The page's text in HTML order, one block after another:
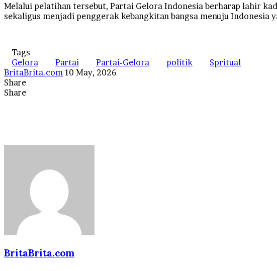
Melalui pelatihan tersebut, Partai Gelora Indonesia berharap lahir
sekaligus menjadi penggerak kebangkitan bangsa menuju Indonesia
Tags
Gelora
Partai Partai-Gelora politik
Spritual
BritaBrita.com Send
10 May, 2026
Share
Facebook
X
LinkedIn
Tumblr
Pinterest
Reddit
VKontakte
Odnoklassniki
Pocket
WhatsApp
Telegram
Line
Share
BritaBrita.com